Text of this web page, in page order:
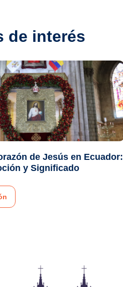
de interés
de Jesús en Ecuador:
y Significado